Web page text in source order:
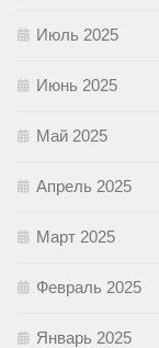
Июль 2025
Июнь 2025
Май 2025
Апрель 2025
Март 2025
Февраль 2025
Январь 2025